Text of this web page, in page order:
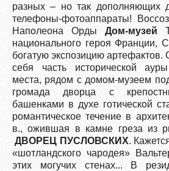
разных – но так дополняющих
телефоны-фотоаппараты!
Наполеона Орды Дом-музей
национального героя
богатую экспозицию
себя часть исторической
места, рядом с домом-музеем
громада дворца с
башенками в духе готической
романтическое течение в
в., ожившая в камне греза из
ДВОРЕЦ ПУСЛОВСКИХ.
«шотландского чародея»
этих могучих стенах... В